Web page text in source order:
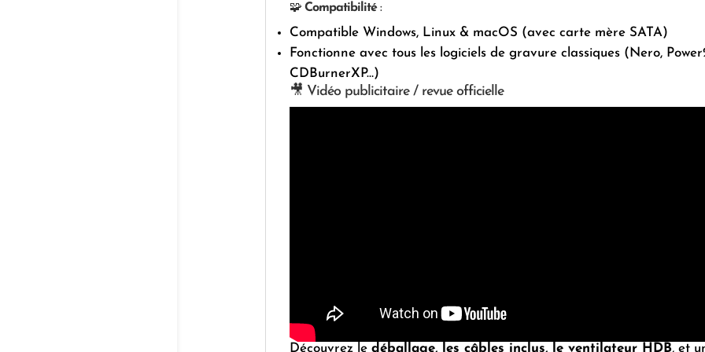
🧩 Compatibilité:
Compatible Windows, Linux & macOS (avec carte mère SATA)
Fonctionne avec tous les logiciels de gravure classiques (Nero,
CDBurnerXP…)
🎥 Vidéo publicitaire / revue officielle
Découvrez le déballage, les câbles inclus, le ventilateur HDB, et